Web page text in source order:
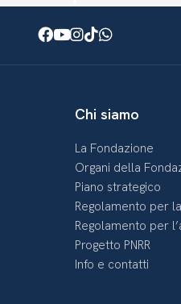
Facebook
Youtube
Instagram
TikTok
WhatsApp
Chi siamo
La Fondazione
Organi della
Piano strategico
Regolamento per
Regolamento per
Progetto PNRR
Info e contatti